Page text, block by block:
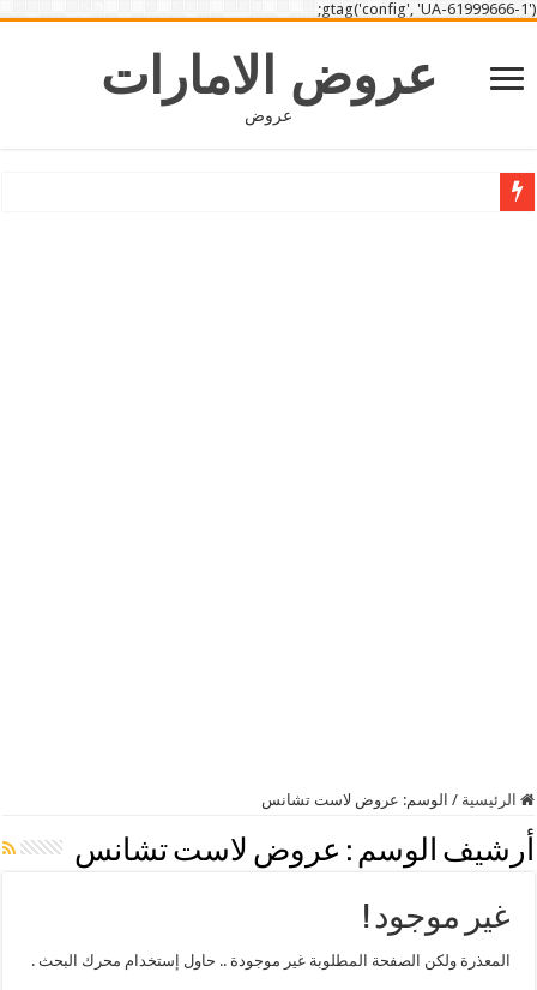
gtag('config', 'UA-61999666-1');
عروض الامارات
عروض
الرئيسية / الوسم: عروض لاست تشانس
أرشيف الوسم : عروض لاست تشانس
غير موجود !
المعذرة ولكن الصفحة المطلوبة غير موجودة .. حاول إستخدام محرك البحث .